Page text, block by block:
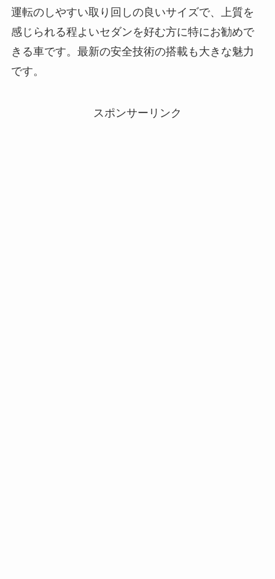
運転のしやすい取り回しの良いサイズで、上質を
感じられる程よいセダンを好む方に特にお勧めで
きる車です。最新の安全技術の搭載も大きな魅力
です。
スポンサーリンク